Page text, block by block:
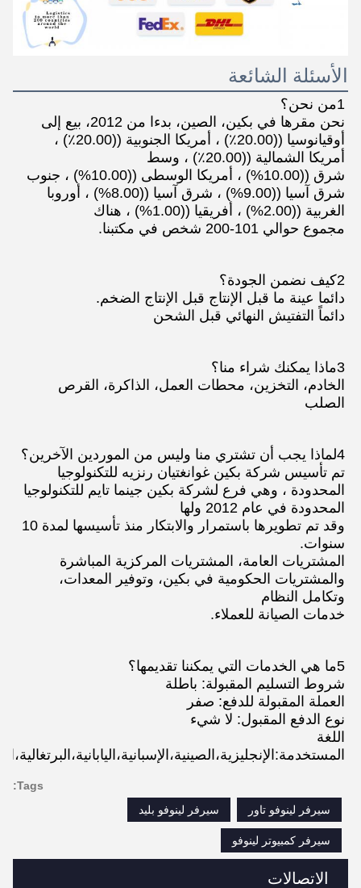
الاتصالات
الأسئلة الشائعة
1من نحن؟
أمريكا الشمالية ((20.00٪) ، وسط
الغربية ((2.00%) ، أفريقيا ((1.00%) ، هناك
مجموع حوالي 101-200 شخص في مكتبنا.
2كيف نضمن الجودة؟
دائما عينة ما قبل الإنتاج قبل الإنتاج الضخم.
دائماً التفتيش النهائي قبل الشحن
3ماذا يمكنك شراء منا؟
الصلب
4لماذا يجب أن تشتري منا وليس من الموردين الآخرين؟
المحدودة في عام 2012 ولها
سنوات.
وتكامل النظام
خدمات الصيانة للعملاء.
5ما هي الخدمات التي يمكننا تقديمها؟
شروط التسليم المقبولة: باطلة
العملة المقبولة للدفع: صفر
نوع الدفع المقبول: لا شيء
Tags:
سيرفر لينوفو تاور
سيرفر لينوفو بليد
سيرفر كمبيوتر لينوفو